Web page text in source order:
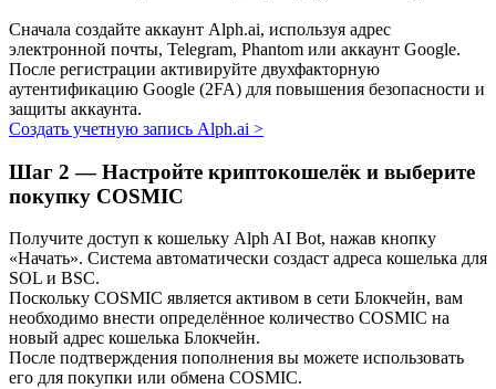
Изучите стейкинг
Узнайте о пассивном доходе
Bitrue Партнеры
Сначала создайте аккаунт Alph.ai, используя адрес
электронной почты, Telegram, Phantom или аккаунт Google.
После регистрации активируйте двухфакторную
аутентификацию Google (2FA) для повышения безопасности и
защиты аккаунта.
Создать учетную запись Alph.ai >
Шаг 2 — Настройте криптокошелёк и выберите
покупку COSMIC
Получите доступ к кошельку Alph AI Bot, нажав кнопку
«Начать». Система автоматически создаст адреса кошелька для
SOL и BSC.
Поскольку COSMIC является активом в сети Блокчейн, вам
необходимо внести определённое количество COSMIC на
новый адрес кошелька Блокчейн.
После подтверждения пополнения вы можете использовать
его для покупки или обмена COSMIC.